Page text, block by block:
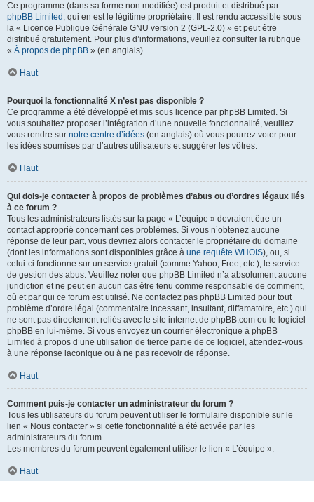
Ce programme (dans sa forme non modifiée) est produit et distribué par
phpBB Limited , qui en est le légitime propriétaire. Il est rendu accessible sous
la « Licence Publique Générale GNU version 2 (GPL-2.0) » et peut être
distribué gratuitement. Pour plus d’informations, veuillez consulter la rubrique
« À propos de phpBB » (en anglais).
Haut
Pourquoi la fonctionnalité X n’est pas disponible ?
Ce programme a été développé et mis sous licence par phpBB Limited. Si
vous souhaitez proposer l’intégration d’une nouvelle fonctionnalité, veuillez
vous rendre sur notre centre d’idées (en anglais) où vous pourrez voter pour
les idées soumises par d’autres utilisateurs et suggérer les vôtres.
Haut
Qui dois-je contacter à propos de problèmes d’abus ou d’ordres légaux liés
à ce forum ?
Tous les administrateurs listés sur la page « L’équipe » devraient être un
contact approprié concernant ces problèmes. Si vous n’obtenez aucune
réponse de leur part, vous devriez alors contacter le propriétaire du domaine
(dont les informations sont disponibles grâce à une requête WHOIS), ou, si
celui-ci fonctionne sur un service gratuit (comme Yahoo, Free, etc.), le service
de gestion des abus. Veuillez noter que phpBB Limited n’a absolument aucune
juridiction et ne peut en aucun cas être tenu comme responsable de comment,
où et par qui ce forum est utilisé. Ne contactez pas phpBB Limited pour tout
problème d’ordre légal (commentaire incessant, insultant, diffamatoire, etc.) qui
ne sont pas directement reliés avec le site internet de phpBB.com ou le logiciel
phpBB en lui-même. Si vous envoyez un courrier électronique à phpBB
Limited à propos d’une utilisation de tierce partie de ce logiciel, attendez-vous
à une réponse laconique ou à ne pas recevoir de réponse.
Haut
Comment puis-je contacter un administrateur du forum ?
Tous les utilisateurs du forum peuvent utiliser le formulaire disponible sur le
lien « Nous contacter » si cette fonctionnalité a été activée par les
administrateurs du forum.
Les membres du forum peuvent également utiliser le lien « L’équipe ».
Haut